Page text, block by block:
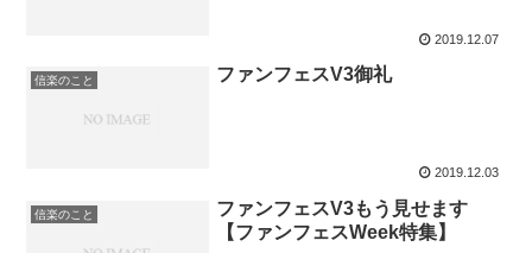
2019.12.07
信楽のこと ファンフェスV3御礼
2019.12.03
信楽のこと
ファンフェスV3もう見せます
【ファンフェスWeek特集】